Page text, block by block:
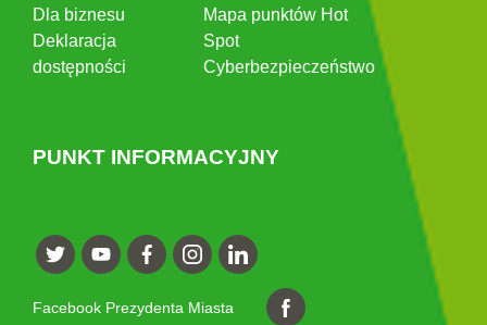
Dla biznesu
Deklaracja
dostępności
Mapa punktów Hot
Spot
Cyberbezpieczeństwo
PUNKT INFORMACYJNY
Facebook Prezydenta Miasta